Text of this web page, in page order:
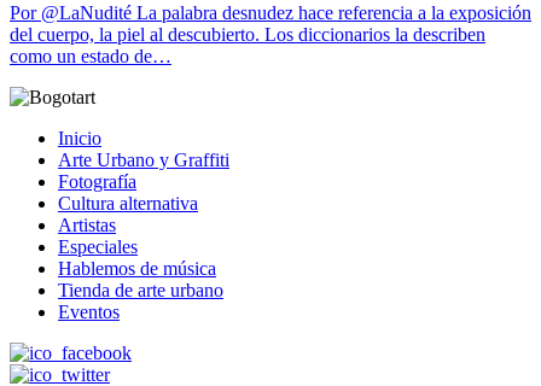
Por @LaNudité La palabra desnudez hace referencia a la exposición
del cuerpo, la piel al descubierto. Los diccionarios la describen
como un estado de…
Inicio
Arte Urbano y Graffiti
Fotografía
Cultura alternativa
Artistas
Especiales
Hablemos de música
Tienda de arte urbano
Eventos